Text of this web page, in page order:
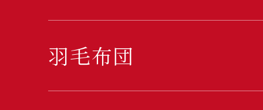
羽毛布団